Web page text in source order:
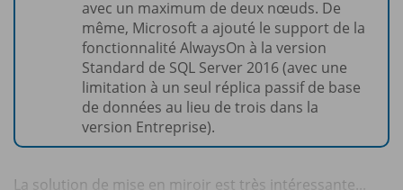
avec un maximum de deux nœuds. De
même, Microsoft a ajouté le support de la
fonctionnalité AlwaysOn à la version
Standard de SQL Server 2016 (avec une
limitation à un seul réplica passif de base
de données au lieu de trois dans la
version Entreprise).
La solution de mise en miroir est très intéressante...